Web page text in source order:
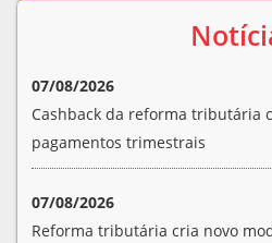
07/08/2026
Cashback da reforma tributária
pagamentos trimestrais
07/08/2026
Reforma tributária cria novo